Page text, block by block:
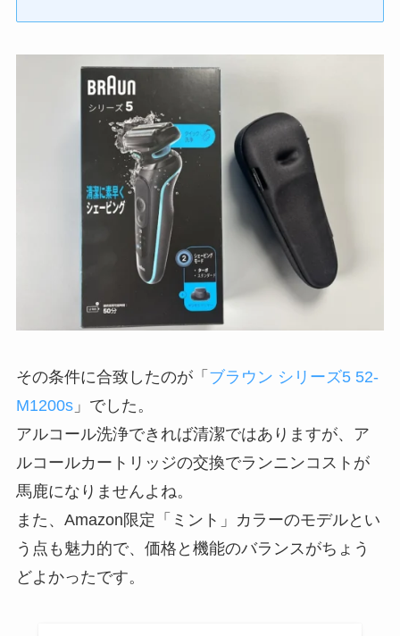
その条件に合致したのが「 ブラウン シリーズ5 52-
M1200s」でした。
アルコール洗浄できれば清潔ではありますが、ア
ルコールカートリッジの交換でランニンコストが
馬鹿になりませんよね。
また、Amazon限定「ミント」カラーのモデルとい
う点も魅力的で、価格と機能のバランスがちょう
どよかったです。